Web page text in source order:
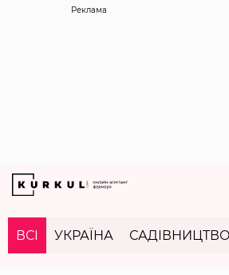
Реклама
ВСІ УКРАЇНА САДІВНИЦТВО